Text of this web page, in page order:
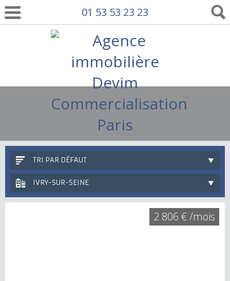
01 53 53 23 23
TRI PAR DÉFAUT
IVRY-SUR-SEINE
2 806 € /mois